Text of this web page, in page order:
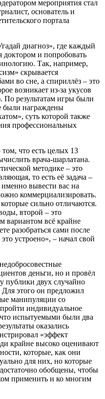
мероприятия стал
основатель и
портала
диагноз», где каждый
доктором и попробовать
Так, например,
скрывается
во сне, а спириллёз – это
возникает из-за укусов
результатам игры были
были награждены
суть которой также
профессиональных
том, что есть целых 13
врача-шарлатана.
методике – это
то есть её задача –
вывести вас на
коммерциализировать.
сильно отличаются.
второй – это
вариантом всё крайне
разобраться сами после
устроено», – начал свой
деньги, но и провёл
публики двух случайно
этого он предложил
манипуляции со
индивидуальное
испытуемыми были два
оказались
«эффект
крайне высоко оценивают
которые, как они
для них, но которые
обобщены, чтобы
применить и ко многим